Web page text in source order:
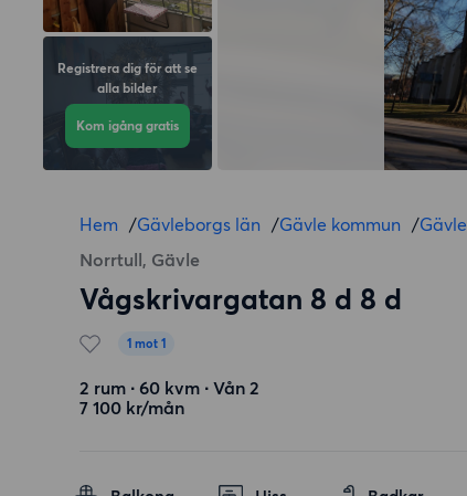
Registrera dig för att se
alla bilder
Kom igång gratis
Hem /Gävleborgs län /Gävle kommun /Gävle
Norrtull, Gävle
Vågskrivargatan 8 d 8 d
1 mot 1
2 rum ∙ 60 kvm ∙ Vån 2
7 100 kr/mån